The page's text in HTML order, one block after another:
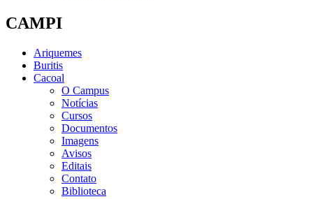
CAMPI
Ariquemes
Buritis
Cacoal
O Campus
Notícias
Cursos
Documentos
Imagens
Avisos
Editais
Contato
Biblioteca